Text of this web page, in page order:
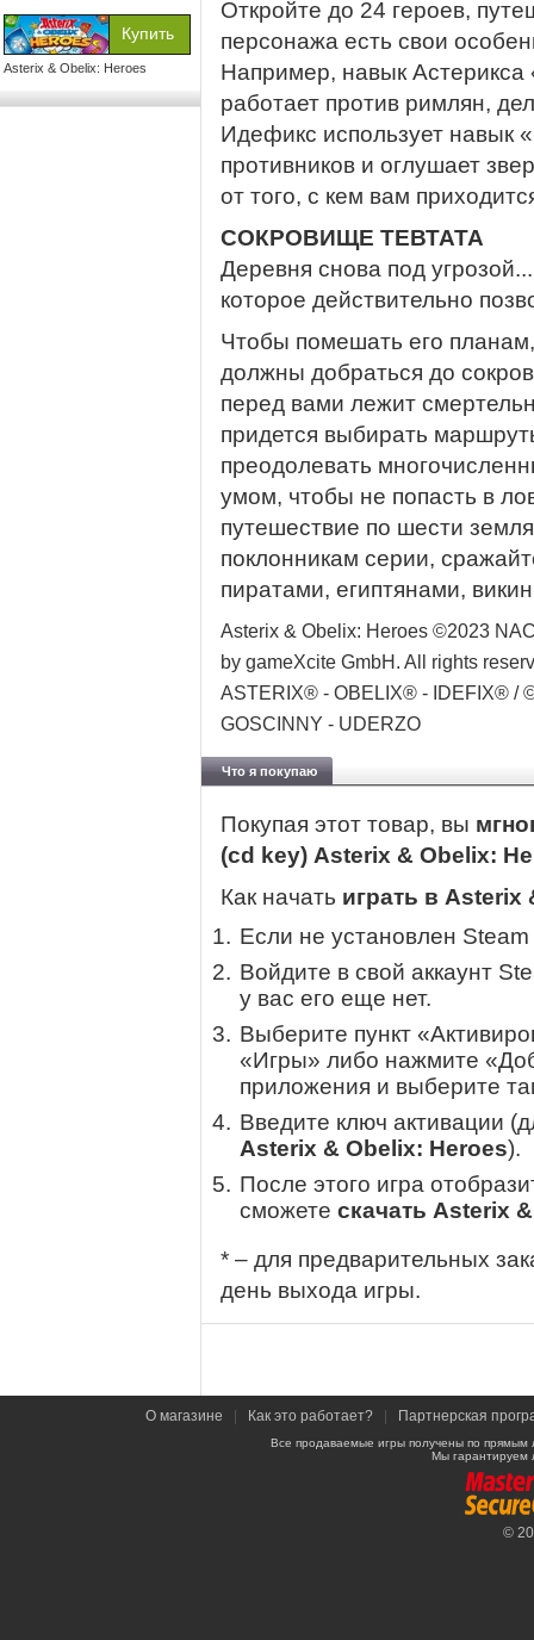
Asterix & Obelix: Heroes
Откройте до 24 героев,
персонажа есть свои
Например, навык
работает против римлян,
Идефикс использует навык
противников и оглушает
от того, с кем вам
СОКРОВИЩЕ ТЕВТАТА
Деревня снова под
которое действительно
Чтобы помешать его
должны добраться до
перед вами лежит
придется выбирать
преодолевать
умом, чтобы не попасть в
путешествие по шести
поклонникам серии,
пиратами, египтянами,
Asterix & Obelix: Heroes ©2023
by gameXcite GmbH. All rights
ASTERIX® - OBELIX® - IDEFIX® /
GOSCINNY - UDERZO
Что я покупаю
Покупая этот товар, вы
(cd key) Asterix & Obelix:
Как начать играть в Asterix
Если не установлен
Войдите в свой аккаунт
у вас его еще нет.
Выберите пункт
«Игры» либо нажмите
приложения и выберите
Введите ключ активации
Asterix & Obelix: Heroes).
После этого игра
сможете скачать Asterix
* – для предварительных
день выхода игры.
О магазине Как это работает? Партнерская
Все продаваемые игры получены по
Мы гарантируем
©